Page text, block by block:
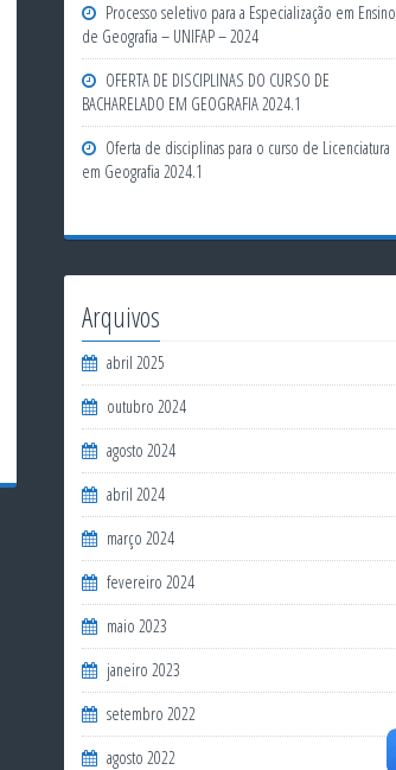
Processo seletivo para a Especialização em Ensino
de Geografia – UNIFAP – 2024
OFERTA DE DISCIPLINAS DO CURSO DE
BACHARELADO EM GEOGRAFIA 2024.1
Oferta de disciplinas para o curso de Licenciatura
em Geografia 2024.1
Arquivos
abril 2025
outubro 2024
agosto 2024
abril 2024
março 2024
fevereiro 2024
maio 2023
janeiro 2023
setembro 2022
agosto 2022